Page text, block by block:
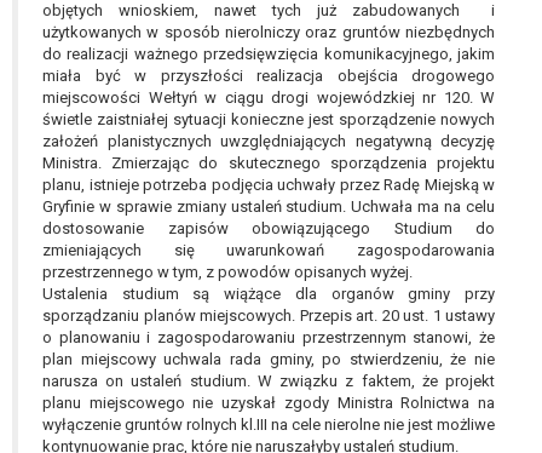
objętych wnioskiem, nawet tych już zabudowanych i
użytkowanych w sposób nierolniczy oraz gruntów niezbędnych
do realizacji ważnego przedsięwzięcia komunikacyjnego, jakim
miała być w przyszłości realizacja obejścia drogowego
miejscowości Wełtyń w ciągu drogi wojewódzkiej nr 120. W
świetle zaistniałej sytuacji konieczne jest sporządzenie nowych
założeń planistycznych uwzględniających negatywną decyzję
Ministra. Zmierzając do skutecznego sporządzenia projektu
planu, istnieje potrzeba podjęcia uchwały przez Radę Miejską w
Gryfinie w sprawie zmiany ustaleń studium. Uchwała ma na celu
dostosowanie zapisów obowiązującego Studium do
zmieniających się uwarunkowań zagospodarowania
przestrzennego w tym, z powodów opisanych wyżej.
Ustalenia studium są wiążące dla organów gminy przy
sporządzaniu planów miejscowych. Przepis art. 20 ust. 1 ustawy
o planowaniu i zagospodarowaniu przestrzennym stanowi, że
plan miejscowy uchwala rada gminy, po stwierdzeniu, że nie
narusza on ustaleń studium. W związku z faktem, że projekt
planu miejscowego nie uzyskał zgody Ministra Rolnictwa na
wyłączenie gruntów rolnych kl.III na cele nierolne nie jest możliwe
kontynuowanie prac, które nie naruszałyby ustaleń studium.